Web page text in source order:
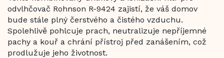
odvlhčovač Rohnson R-9424 zajistí, že váš domov
bude stále plný čerstvého a čistého vzduchu.
Spolehlivě pohlcuje prach, neutralizuje nepříjemné
pachy a kouř a chrání přístroj před zanášením, což
prodlužuje jeho životnost.